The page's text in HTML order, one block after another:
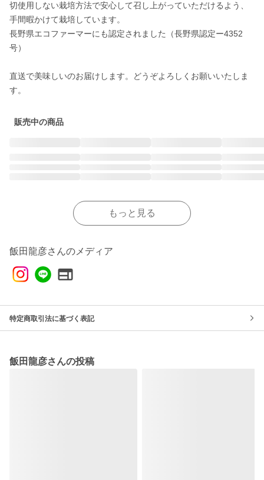
切使用しない栽培方法で安心して召し上がっていただけるよう、
手間暇かけて栽培しています。
長野県エコファーマーにも認定されました（長野県認定ー4352
号）
直送で美味しいのお届けします。どうぞよろしくお願いいたしま
販売中の商品
もっと見る
飯田龍彦さんのメディア
特定商取引法に基づく表記
飯田龍彦さんの投稿